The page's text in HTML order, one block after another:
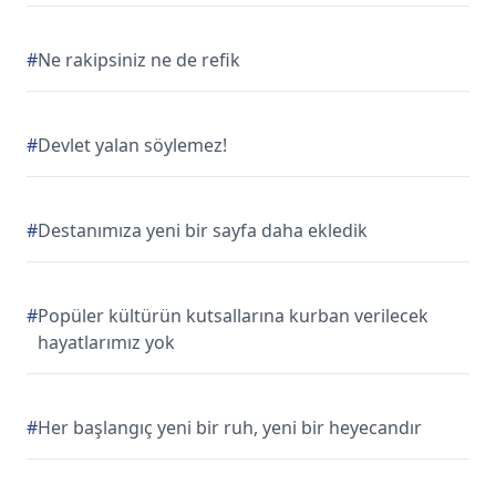
#Ne rakipsiniz ne de refik
#Devlet yalan söylemez!
#Destanımıza yeni bir sayfa daha ekledik
#Popüler kültürün kutsallarına kurban verilecek
hayatlarımız yok
#Her başlangıç yeni bir ruh, yeni bir heyecandır